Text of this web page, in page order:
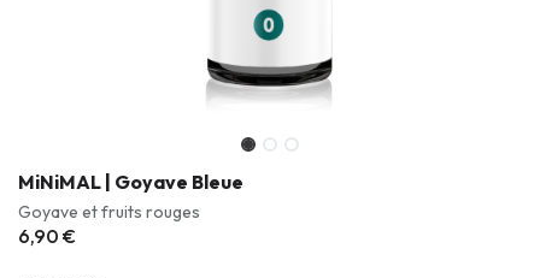
MiNiMAL | Goyave Bleue
Goyave et fruits rouges
6,90 €